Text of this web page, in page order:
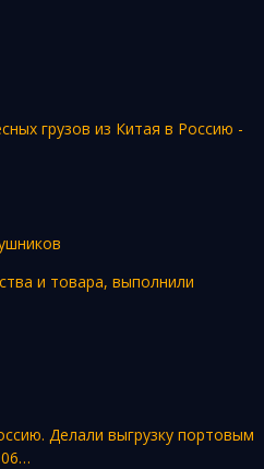
грузов из Китая в Россию -
и товара, выполнили
Делали выгрузку портовым